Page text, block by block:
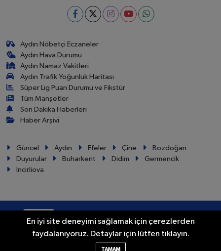
Aydın Nöbetçi Eczaneler
Aydın Hava Durumu
Aydın Namaz Vakitleri
Aydın Trafik Yoğunluk Haritası
Süper Lig Puan Durumu ve Fikstür
Tüm Manşetler
Son Dakika Haberleri
Haber Arşivi
Güncel Aydın Efeler Çine
Bozdoğan
Duyurular
Buharkent Didim
Germencik
İncirliova
Haber Yazılımı:
En iyi site deneyimi sağlamak için çerezlerden
faydalanıyoruz. Detaylar için lütfen tıklayın.
TAMAM